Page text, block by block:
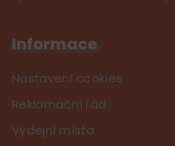
Informace
Nastavení cookies
Reklamační řád
Výdejní místa